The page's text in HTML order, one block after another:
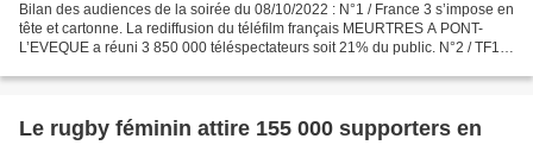
Bilan des audiences de la soirée du 08/10/2022 : N°1 / France 3 s’impose en
tête et cartonne. La rediffusion du téléfilm français MEURTRES A PONT-
L’EVEQUE a réuni 3 850 000 téléspectateurs soit 21% du public. N°2 / TF1
Le rugby féminin attire 155 000 supporters en